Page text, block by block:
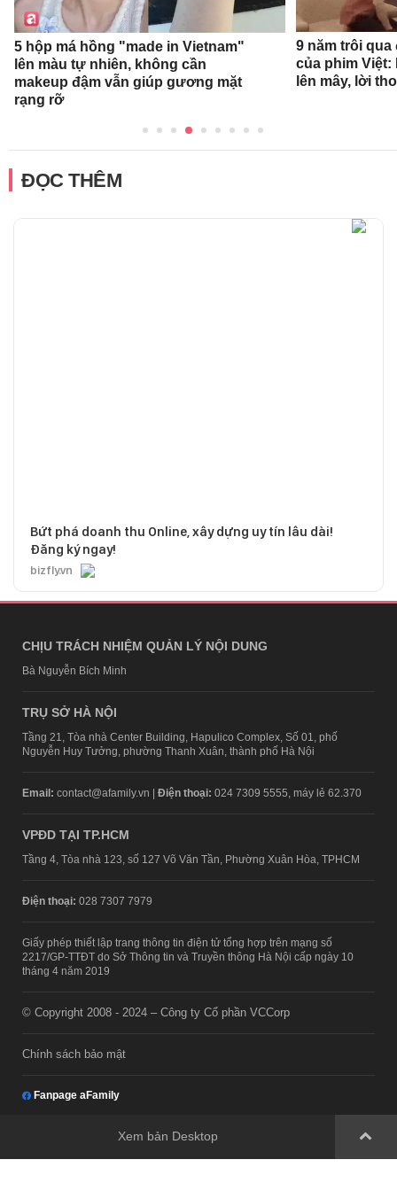
5 hộp má hồng "made in Vietnam"
lên màu tự nhiên, không cần
makeup đậm vẫn giúp gương mặt
rạng rỡ
9 năm trôi qua
của phim
lên mây, lời
ĐỌC THÊM
Bứt phá doanh thu Online, xây dựng uy tín lâu dài!
Đăng ký ngay!
bizfly.vn
CHỊU TRÁCH NHIỆM QUẢN LÝ NỘI DUNG
Bà Nguyễn Bích Minh
TRỤ SỞ HÀ NỘI
Tầng 21, Tòa nhà Center Building, Hapulico Complex, Số 01, phố
Nguyễn Huy Tưởng, phường Thanh Xuân, thành phố Hà Nội
Email: contact@afamily.vn | Điện thoại: 024 7309 5555, máy lẻ 62.370
VPĐD TẠI TP.HCM
Tầng 4, Tòa nhà 123, số 127 Võ Văn Tần, Phường Xuân Hòa, TPHCM
Điện thoại: 028 7307 7979
Giấy phép thiết lập trang thông tin điện tử tổng hợp trên mạng số
2217/GP-TTĐT do Sở Thông tin và Truyền thông Hà Nội cấp ngày 10
tháng 4 năm 2019
© Copyright 2008 - 2024 – Công ty Cổ phần VCCorp
Chính sách bảo mật
Fanpage aFamily
Xem bản Desktop